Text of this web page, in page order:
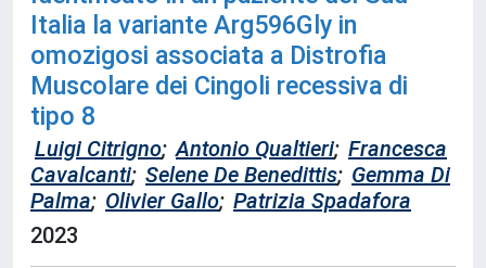
Italia la variante Arg596Gly in
omozigosi associata a Distrofia
Muscolare dei Cingoli recessiva di
tipo 8
Luigi Citrigno; Antonio Qualtieri; Francesca
Cavalcanti; Selene De Benedittis; Gemma Di
Palma; Olivier Gallo; Patrizia Spadafora
2023